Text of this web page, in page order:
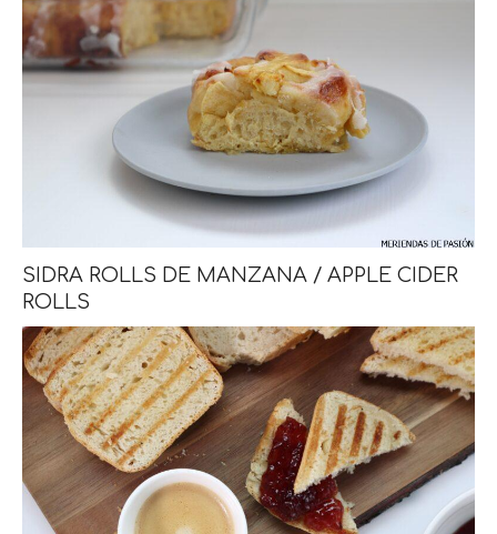
SIDRA ROLLS DE MANZANA / APPLE CIDER
ROLLS